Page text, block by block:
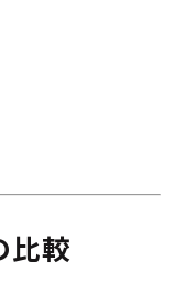
比較